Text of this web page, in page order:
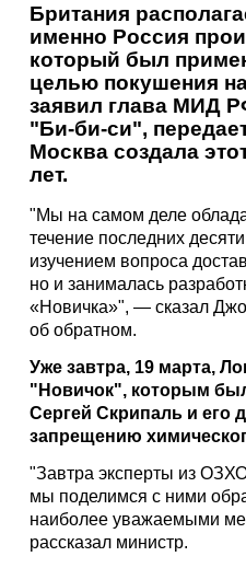
Британия
именно Россия
который был
целью покушения
заявил глава МИД
"Би-би-си",
Москва создала
лет.
"Мы на самом деле
течение последних
изучением вопроса
но и занималась
«Новичка»", — сказал
об обратном.
Уже завтра, 19 марта,
"Новичок", которым
Сергей Скрипаль и его
запрещению
"Завтра эксперты из
мы поделимся с ними
наиболее уважаемыми
рассказал министр.